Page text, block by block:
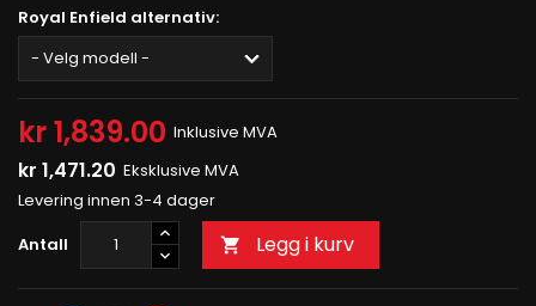
Royal Enfield alternativ:
kr 1,839.00 Inklusive MVA
kr 1,471.20 Eksklusive MVA
Levering innen 3-4 dager
Antall
 Legg i kurv